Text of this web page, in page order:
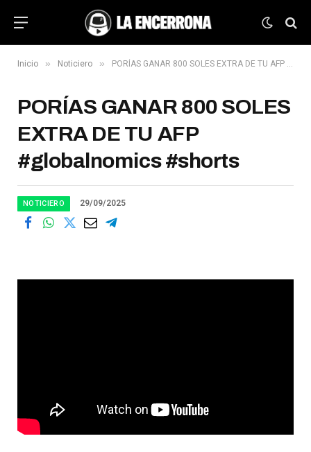
Inicio » Noticiero » PORÍAS GANAR 800 SOLES EXTRA DE TU AFP #globalnomics #shorts
PORÍAS GANAR 800 SOLES
EXTRA DE TU AFP
#globalnomics #shorts
NOTICIERO 29/09/2025